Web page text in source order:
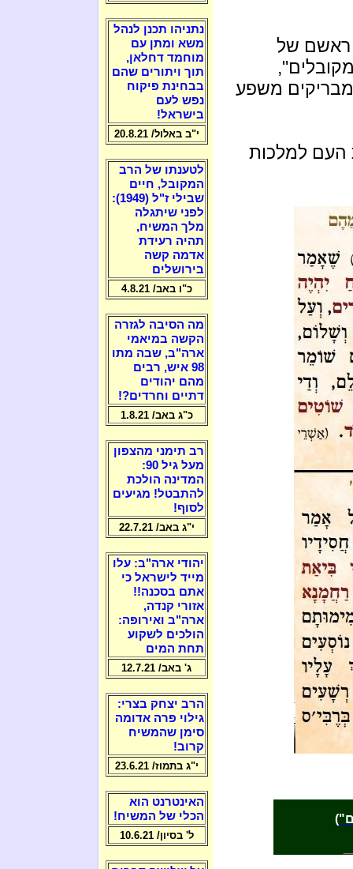
ראשם של
משפע
למלכות
נתניהו תכנן לנהל
משא ומתן עם
מוחמד דחלאן,
תוך ויתורים שהם
בבחינת פיקוח
נפש לעם
בישראל!
י"ב באלול/ 20.8.21
לטענתו של הרב
המקובל, חיים
שבילי ז"ל (1949):
לפני שיתגלה
מלך המשיח,
תהיה רעידת
אדמה קשה
בירושלים
כ"ו באב/ 4.8.21
מה הסיבה לגזרה
הקשה במיאמי
ארה"ב, שבה מתו
98 איש, רבים
מהם יהודים
דתיים וחרדים?!
כ"ג באב/ 1.8.21
רב תימני מהצפון
מעל גיל 90:
המדינה הולכת
להתבטל! מגיעים
לסוף!
י"ג באב/ 22.7.21
יהודי ארה"ב: עלו
מייד לישראל כי
אתם בסכנה!!
אזורי קנדה,
ארה"ב ואירופה:
הולכים לשקוע
תחת המים
ג' באב/ 12.7.21
הרב יצחק בצרי:
גילוי פרה אדומה
סימן שהמשיח
קרוב!
י"ג בתמוז/ 23.6.21
האינטרנט הוא
הכלי של המשיח!
ל' בסיון/ 10.6.21